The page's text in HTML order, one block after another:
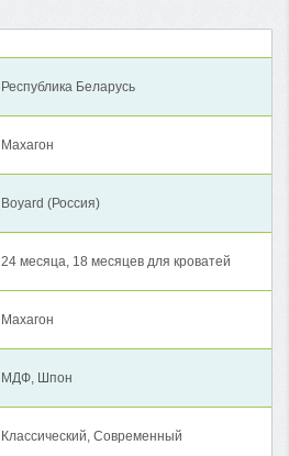
Республика Беларусь
Махагон
Boyard (Россия)
24 месяца, 18 месяцев для кроватей
Махагон
МДФ, Шпон
Классический, Современный